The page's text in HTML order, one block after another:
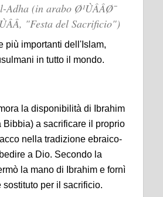
(in arabo Ø¹ÙÂÂØ¯
"Festa del Sacrificio")
più importanti dell'Islam,
in tutto il mondo.
la disponibilità di Ibrahim
Bibbia) a sacrificare il proprio
nella tradizione ebraico-
a Dio. Secondo la
la mano di Ibrahim e fornì
sostituto per il sacrificio.